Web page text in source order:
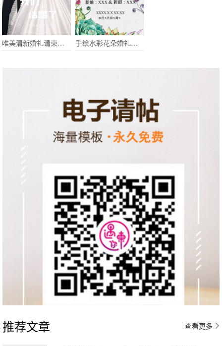
唯美清新婚礼请柬电子请柬个性 手绘水彩花朵婚礼请柬电子请柬
推荐文章 查看更多